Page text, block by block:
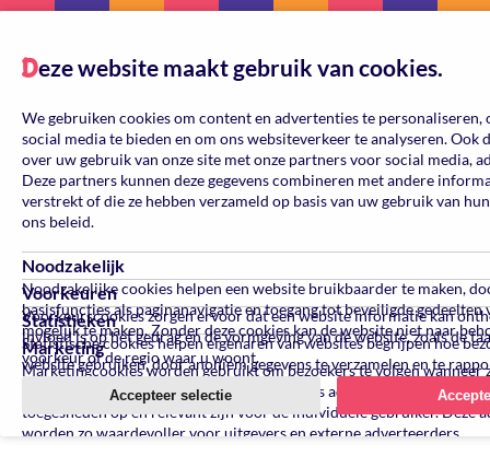
Deze website maakt gebruik van cookies.
We gebruiken cookies om content en advertenties te
social media te bieden en om ons websiteverkeer te analyseren. Ook
over uw gebruik van onze site met onze partners voor social media,
Deze partners kunnen deze gegevens combineren met andere
verstrekt of die ze hebben verzameld op basis van uw gebruik van
ons beleid.
Noodzakelijk
Noodzakelijke cookies helpen een website bruikbaarder te maken,
basisfuncties als paginanavigatie en toegang tot beveiligde gedeelten
mogelijk te maken. Zonder deze cookies kan de website niet naar
Voorkeuren
Voorkeurscookies zorgen ervoor dat een website informatie kan
invloed is op het gedrag en de vormgeving van de website, zoals de
voorkeur of de regio waar u woont.
Statistieken
Statistische cookies helpen eigenaren van websites begrijpen hoe
website gebruiken, door anoniem gegevens te verzamelen en te
Marketing
Marketingcookies worden gebruikt om bezoekers te volgen wanneer
verschillende websites bezoeken. Hun doel is advertenties
toegesneden op en relevant zijn voor de individuele gebruiker. Deze
worden zo waardevoller voor uitgevers en externe adverteerders.
Accepteer selectie